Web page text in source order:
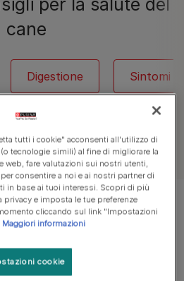
per la salute del
cane
Digestione Sintomi
gli articoli sui cani
risultati
tutti i cookie" acconsenti all'utilizzo di
tecnologie simili) al fine di migliorare la
web, fare valutazioni sui nostri utenti,
consentire a noi e ai nostri partner di
in base ai tuoi interessi. Scopri di più
e imposta le tue preferenze
cliccando sul link "Impostazioni
Maggiori informazioni
cookie